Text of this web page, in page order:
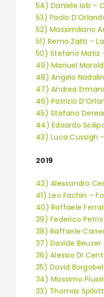
54) Daniele Iob –
53) Paolo
52) Massimiliano
51) Remo Zatti –
50) Stefano Matiz
49) Manuel
48) Angelo
47) Andrea
46) Patrizio
45) Stefano
44) Edoardo
43) Luca Cussigh
2019
42) Alessandro
41) Leo Fachin –
40) Raffaele
39) Federico Petris
38) Raffaele
37) Davide Beuzer
36) Alessio Di
35) David
34) Massimo
33) Thomas